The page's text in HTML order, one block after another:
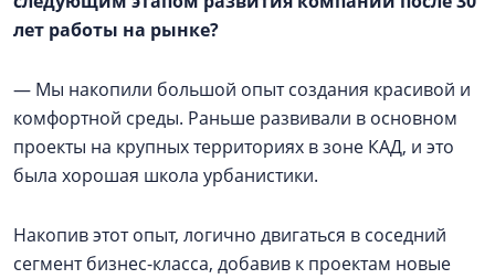
лет работы на рынке?
— Мы накопили большой опыт создания красивой и
комфортной среды. Раньше развивали в основном
проекты на крупных территориях в зоне КАД, и это
была хорошая школа урбанистики.
Накопив этот опыт, логично двигаться в соседний
сегмент бизнес-класса, добавив к проектам новые